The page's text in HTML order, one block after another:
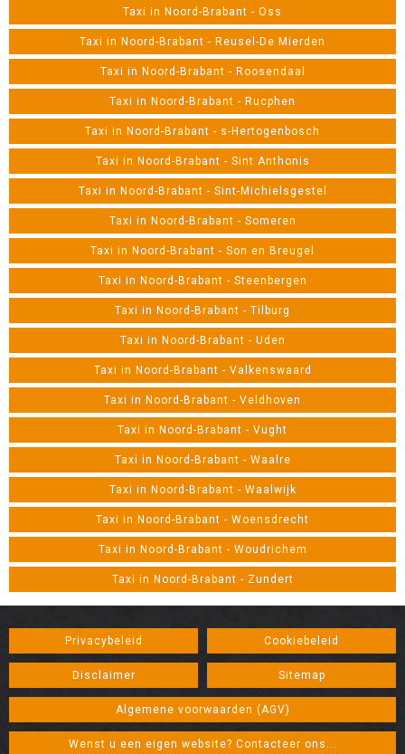
Taxi in Noord-Brabant - Oss
Taxi in Noord-Brabant - Reusel-De Mierden
Taxi in Noord-Brabant - Roosendaal
Taxi in Noord-Brabant - Rucphen
Taxi in Noord-Brabant - s-Hertogenbosch
Taxi in Noord-Brabant - Sint Anthonis
Taxi in Noord-Brabant - Sint-Michielsgestel
Taxi in Noord-Brabant - Someren
Taxi in Noord-Brabant - Son en Breugel
Taxi in Noord-Brabant - Steenbergen
Taxi in Noord-Brabant - Tilburg
Taxi in Noord-Brabant - Uden
Taxi in Noord-Brabant - Valkenswaard
Taxi in Noord-Brabant - Veldhoven
Taxi in Noord-Brabant - Vught
Taxi in Noord-Brabant - Waalre
Taxi in Noord-Brabant - Waalwijk
Taxi in Noord-Brabant - Woensdrecht
Taxi in Noord-Brabant - Woudrichem
Taxi in Noord-Brabant - Zundert
Privacybeleid Cookiebeleid
Disclaimer Sitemap
Algemene voorwaarden (AGV)
Wenst u een eigen website? Contacteer ons...